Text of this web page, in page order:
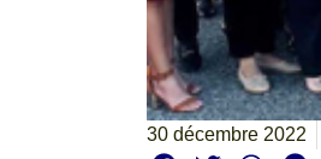
30 décembre 2022